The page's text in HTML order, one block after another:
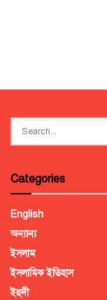
Categories
English
অন্যান্য
ইসলাম
ইসলামিক ইতিহাস
ইহুদী